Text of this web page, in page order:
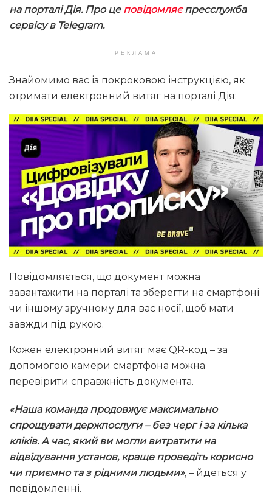
на порталі Дія. Про це повідомляєпресслужба
сервісу в Telegram.
РЕКЛАМА
Знайомимо вас із покроковою інструкцією, як
отримати електронний витяг на порталі Дія:
Повідомляється, що документ можна
завантажити на порталі та зберегти на смартфоні
чи іншому зручному для вас носії, щоб мати
завжди під рукою.
Кожен електронний витяг має QR-код – за
допомогою камери смартфона можна
перевірити справжність документа.
«Наша команда продовжує максимально
спрощувати держпослуги – без черг і за кілька
кліків. А час, який ви могли витратити на
відвідування установ, краще проведіть корисно
чи приємно та з рідними людьми», – йдеться у
повідомленні.